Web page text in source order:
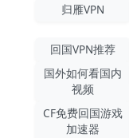
归雁VPN
回国VPN推荐
国外如何看国内
视频
CF免费回国游戏
加速器